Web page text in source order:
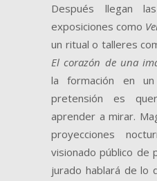
Después llegan
exposiciones como
un ritual o talleres
El corazón de una
la formación en
pretensión es
aprender a mirar.
proyecciones
visionado público de
jurado hablará de lo